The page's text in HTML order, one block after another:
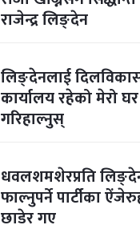
राजेन्द्र लिङ्देन
लिङ्देनलाई
कार्यालय रहेको मेरो
गरिहाल्नुस्
धवलशमशेरप्रति
फाल्नुपर्ने पार्टीका
छाडेर गए